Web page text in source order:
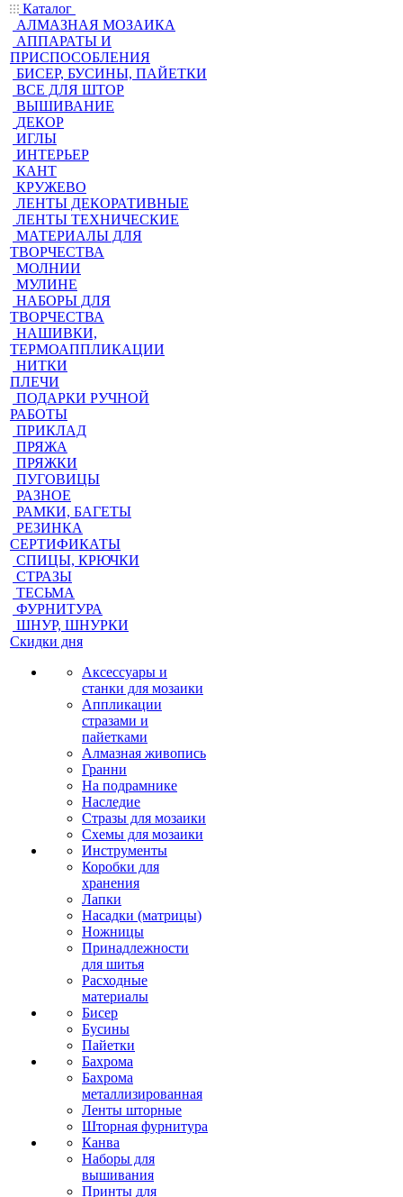
Каталог
АЛМАЗНАЯ МОЗАИКА
АППАРАТЫ И
ПРИСПОСОБЛЕНИЯ
БИСЕР, БУСИНЫ, ПАЙЕТКИ
ВСЕ ДЛЯ ШТОР
ВЫШИВАНИЕ
ДЕКОР
ИГЛЫ
ИНТЕРЬЕР
КАНТ
КРУЖЕВО
ЛЕНТЫ ДЕКОРАТИВНЫЕ
ЛЕНТЫ ТЕХНИЧЕСКИЕ
МАТЕРИАЛЫ ДЛЯ
ТВОРЧЕСТВА
МОЛНИИ
МУЛИНЕ
НАБОРЫ ДЛЯ
ТВОРЧЕСТВА
НАШИВКИ,
ТЕРМОАППЛИКАЦИИ
НИТКИ
ПЛЕЧИ
ПОДАРКИ РУЧНОЙ
РАБОТЫ
ПРИКЛАД
ПРЯЖА
ПРЯЖКИ
ПУГОВИЦЫ
РАЗНОЕ
РАМКИ, БАГЕТЫ
РЕЗИНКА
СЕРТИФИКАТЫ
СПИЦЫ, КРЮЧКИ
СТРАЗЫ
ТЕСЬМА
ФУРНИТУРА
ШНУР, ШНУРКИ
Скидки дня
Аксессуары и
станки для мозаики
Аппликации
стразами и
пайетками
Алмазная живопись
Гранни
На подрамнике
Наследие
Стразы для мозаики
Схемы для мозаики
Инструменты
Коробки для
хранения
Лапки
Насадки (матрицы)
Ножницы
Принадлежности
для шитья
Расходные
материалы
Бисер
Бусины
Пайетки
Бахрома
Бахрома
металлизированная
Ленты шторные
Шторная фурнитура
Канва
Наборы для
вышивания
Принты для